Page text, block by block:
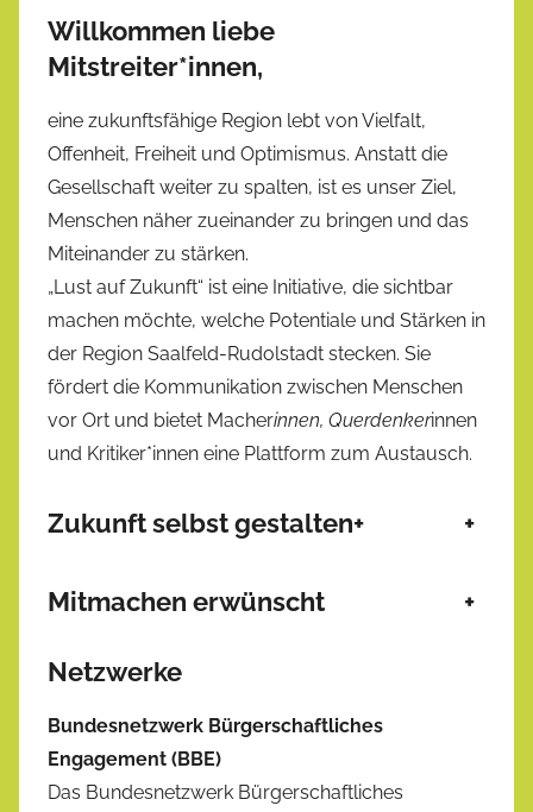
Willkommen liebe
Mitstreiter*innen,
eine zukunftsfähige Region lebt von Vielfalt,
Offenheit, Freiheit und Optimismus. Anstatt die
Gesellschaft weiter zu spalten, ist es unser Ziel,
Menschen näher zueinander zu bringen und das
Miteinander zu stärken.
„Lust auf Zukunft“ ist eine Initiative, die sichtbar
machen möchte, welche Potentiale und Stärken in
der Region Saalfeld-Rudolstadt stecken. Sie
fördert die Kommunikation zwischen Menschen
vor Ort und bietet Macherinnen, Querdenkerinnen
und Kritiker*innen eine Plattform zum Austausch.
Zukunft selbst gestalten+ +
Mitmachen erwünscht +
Netzwerke
Bundesnetzwerk Bürgerschaftliches
Engagement (BBE)
Das Bundesnetzwerk Bürgerschaftliches